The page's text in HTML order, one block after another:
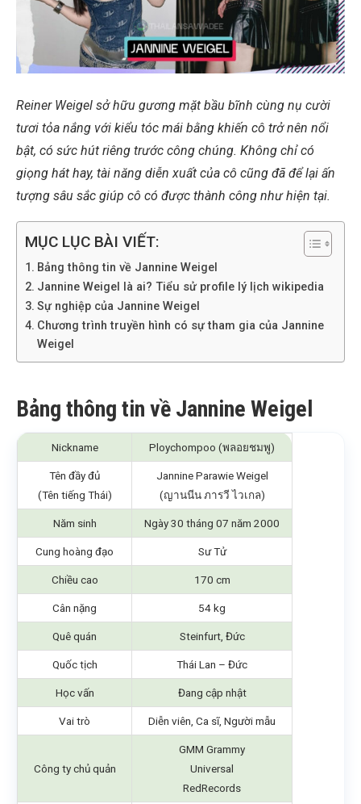
Reiner Weigel sở hữu gương mặt bầu bĩnh cùng nụ cười
tươi tỏa nắng với kiểu tóc mái bằng khiến cô trở nên nổi
bật, có sức hút riêng trước công chúng. Không chỉ có
giọng hát hay, tài năng diễn xuất của cô cũng đã để lại ấn
tượng sâu sắc giúp cô có được thành công như hiện tại.
MỤC LỤC BÀI VIẾT:
Bảng thông tin về Jannine Weigel
Jannine Weigel là ai? Tiểu sử profile lý lịch wikipedia
Sự nghiệp của Jannine Weigel
Chương trình truyền hình có sự tham gia của Jannine
Weigel
Bảng thông tin về Jannine Weigel
Nickname Ploychompoo (พลอยชมพู)
Tên đầy đủ
(Tên tiếng Thái)
Jannine Parawie Weigel
(ญานนีน ภารวี ไวเกล)
Năm sinh Ngày 30 tháng 07 năm 2000
Cung hoàng đạo Sư Tử
Chiều cao 170 cm
Cân nặng 54 kg
Quê quán Steinfurt, Đức
Quốc tịch Thái Lan – Đức
Học vấn Đang cập nhật
Vai trò Diễn viên, Ca sĩ, Người mẫu
Công ty chủ quản
GMM Grammy
Universal
RedRecords